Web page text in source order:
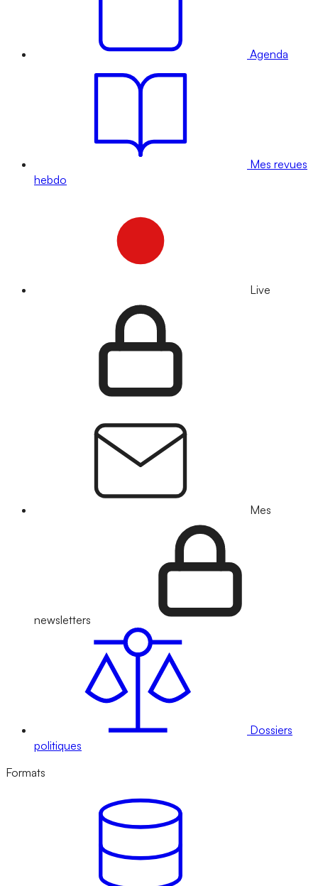
Agenda
Mes revues
hebdo
Live
Mes
newsletters
Dossiers
politiques
Formats